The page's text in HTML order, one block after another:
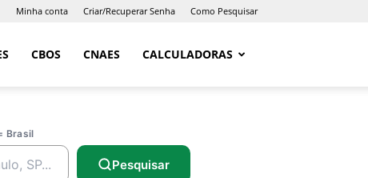
Minha conta Criar/Recuperar Senha Como Pesquisar
CBOS CNAES CALCULADORAS
Brasil
Pesquisar